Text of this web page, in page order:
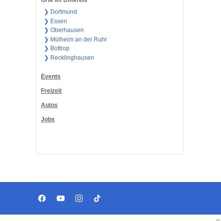
❯ Dortmund
❯ Essen
❯ Oberhausen
❯ Mülheim an der Ruhr
❯ Bottrop
❯ Recklinghausen
Events
Freizeit
Autos
Jobs